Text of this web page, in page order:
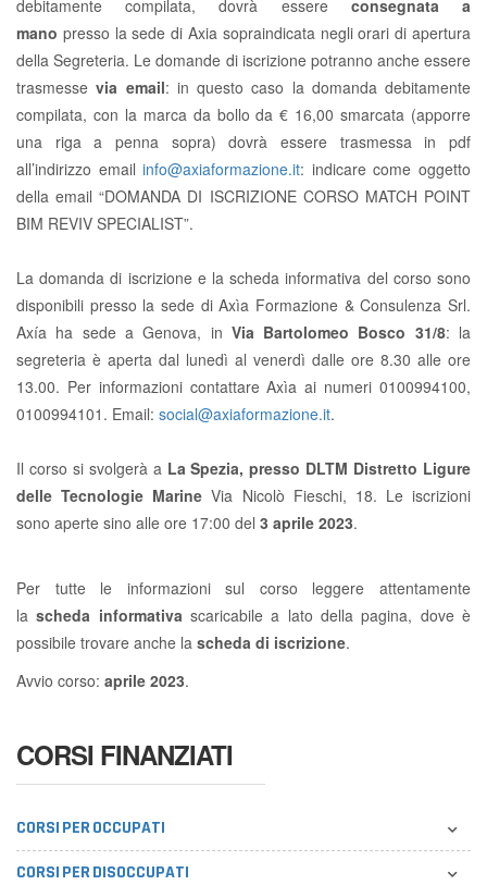
debitamente compilata, dovrà essere consegnata a
mano presso la sede di Axia sopraindicata negli orari di apertura
della Segreteria. Le domande di iscrizione potranno anche essere
trasmessevia email: in questo caso la domanda debitamente
compilata, con la marca da bollo da € 16,00 smarcata (apporre
una riga a penna sopra) dovrà essere trasmessa in pdf
all’indirizzo emailinfo@axiaformazione.it: indicare come oggetto
della email “DOMANDA DI ISCRIZIONE CORSO MATCH POINT
BIM REVIV SPECIALIST”.
La domanda di iscrizione e la scheda informativa del corso sono
disponibili presso la sede di Axìa Formazione & Consulenza Srl.
Axía ha sede a Genova, in Via Bartolomeo Bosco 31/8: la
segreteria è aperta dal lunedì al venerdì dalle ore 8.30 alle ore
13.00. Per informazioni contattare Axìa ai numeri 0100994100,
0100994101. Email: social@axiaformazione.it.
Il corso si svolgerà a La Spezia, presso DLTM Distretto Ligure
delle Tecnologie Marine Via Nicolò Fieschi, 18. Le iscrizioni
sono aperte sino alle ore 17:00 del 3 aprile 2023.
Per tutte le informazioni sul corso leggere attentamente
lascheda informativa scaricabile a lato della pagina, dove è
possibile trovare anche la scheda di iscrizione.
Avvio corso: aprile 2023.
CORSI FINANZIATI
CORSI PER OCCUPATI
CORSI PER DISOCCUPATI